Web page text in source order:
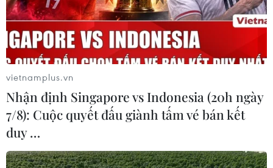
NASA hoàn tất triển khai chùm 4 vệ tinh
theo dõi các cơn bão
27/05/2023 00:20
NASA đã hoàn tất công tác triển khai hệ thống TROPICS
với 4 vệ tinh, trong đó, mỗi vệ tinh có thể bay qua các
cơn bão mỗi giờ, trong khi các vệ tinh hiện tại có tần
vietnamplus.vn
Nhận định Singapore vs Indonesia (20h ngày
7/8): Cuộc quyết đấu giành tấm vé bán kết
duy …